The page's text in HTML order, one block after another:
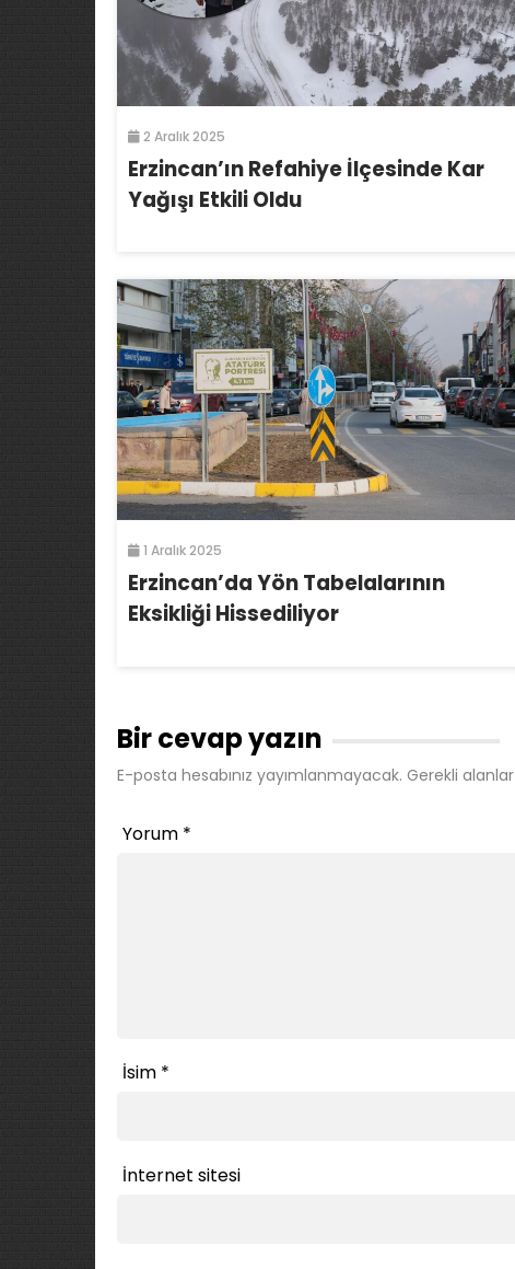
2 Aralık 2025
Erzincan’ın Refahiye İlçesinde Kar
Yağışı Etkili Oldu
1 Aralık 2025
Erzincan’da Yön Tabelalarının
Eksikliği Hissediliyor
Bir cevap yazın
E-posta hesabınız yayımlanmayacak. Gerekli alanlar
Yorum *
İsim *
İnternet sitesi